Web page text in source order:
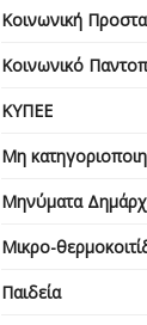
Κοινωνική
Κοινωνικό
ΚΥΠΕΕ
Μη
Μηνύματα
Μικρο-
Παιδεία